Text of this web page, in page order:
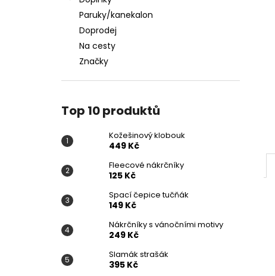
Paruky/kanekalon
Doprodej
Na cesty
Značky
Top 10 produktů
Kožešinový klobouk
449 Kč
Fleecové nákrčníky
125 Kč
Spací čepice tučňák
149 Kč
Nákrčníky s vánočními motivy
249 Kč
Slamák strašák
395 Kč
KOŽEŠINOVÝ KLOBOUK
449 Kč